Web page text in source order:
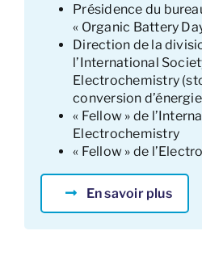
Présidence du
« Organic Battery
Direction de la
l’International
Electrochemistry
conversion
« Fellow » de
Electrochemistry
« Fellow » de
En savoir plus